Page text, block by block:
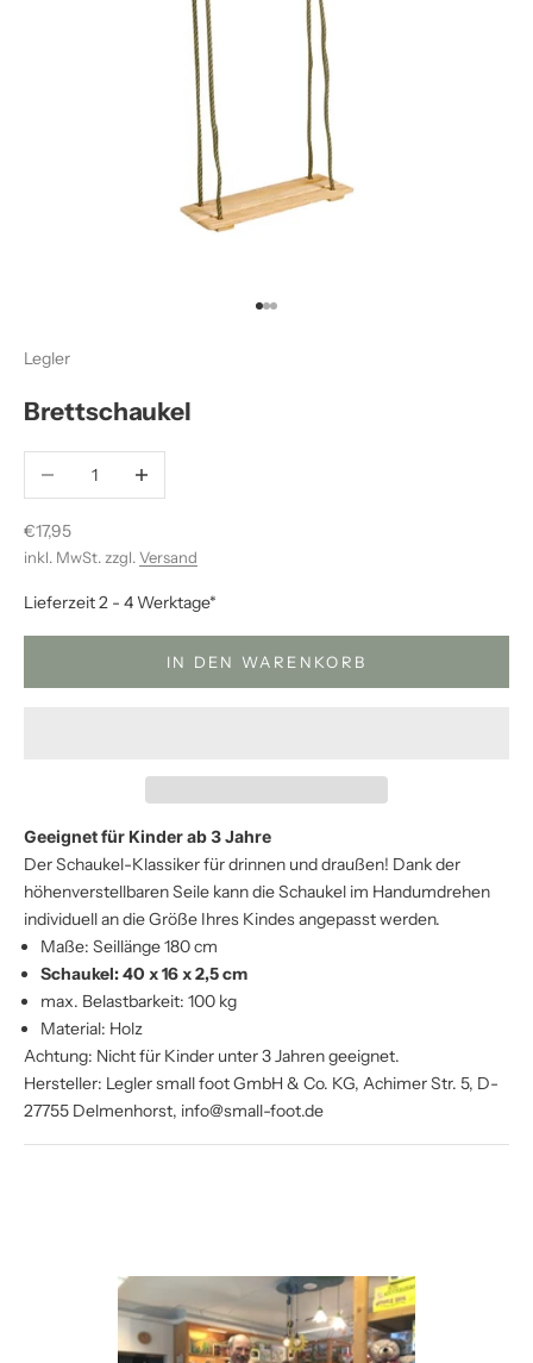
Gehe zu Element 1
Gehe zu Element 2
Gehe zu Element 3
Legler
Brettschaukel
Anzahl verringernAnzahl erhöhen
Angebot
€17,95
inkl. MwSt. zzgl.Versand
Lieferzeit 2 - 4 Werktage*
IN DEN WARENKORB
Geeignet für Kinder ab 3 Jahre
Der Schaukel-Klassiker für drinnen und draußen! Dank der
höhenverstellbaren Seile kann die Schaukel im Handumdrehen
individuell an die Größe Ihres Kindes angepasst werden.
Maße: Seillänge 180 cm
Schaukel: 40 x 16 x 2,5 cm
max. Belastbarkeit: 100 kg
Material: Holz
Achtung: Nicht für Kinder unter 3 Jahren geeignet.
Hersteller: Legler small foot GmbH & Co. KG, Achimer Str. 5, D-
27755 Delmenhorst, info@small-foot.de